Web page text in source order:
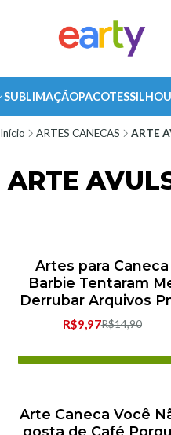
SUBLIMAÇÃOPACOTES
Início ARTES CANECAS ARTE
ARTE
-33% de desconto
Artes para Caneca
Barbie Tentaram
Derrubar Arquivos
R$9,97R$14,90
Arte Caneca Você
gosta de Café